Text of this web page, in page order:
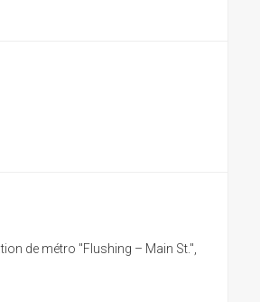
de métro "Flushing – Main St.",